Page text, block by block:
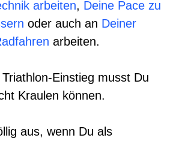
arbeiten, Deine Pace zu
oder auch an Deiner
arbeiten.
Einstieg musst Du
Kraulen können.
aus, wenn Du als